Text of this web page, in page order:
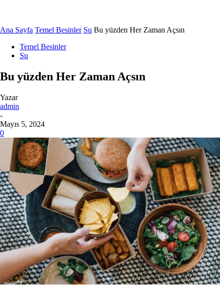
Ana Sayfa Temel Besinler Su Bu yüzden Her Zaman Açsın
Temel Besinler
Su
Bu yüzden Her Zaman Açsın
Yazar
admin
-
Mayıs 5, 2024
0